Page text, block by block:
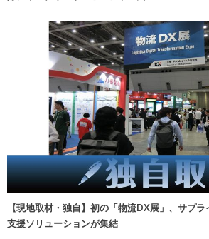
【現地取材・独自】初の「物流DX展」、サプ
支援ソリューションが集結